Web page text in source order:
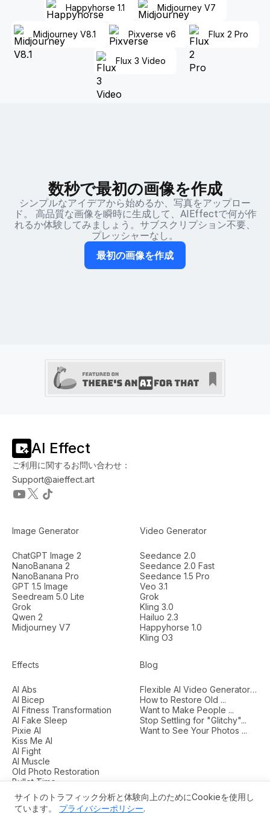
Happyhorse 1.1 Midjourney V7
Midjourney V8.1 Pixverse v6 Flux 2 Pro
Flux 3 Video
数秒で最初の画像を作成
シンプルなアイデアから始めるか、写真をアップロー
ド。 高品質な画像を瞬時に生成して、AIEffectで何が作
れるか体験してみましょう。サブスクリプション不要、
プレッシャーなし。
最初の画像を作成
AI Effect
ご利用に関するお問い合わせ：
Support@aieffect.art
Image Generator
ChatGPT Image 2
NanoBanana 2
NanoBanana Pro
GPT 1.5 Image
Seedream 5.0 Lite
Grok
Qwen 2
Midjourney V7
Video Generator
Seedance 2.0
Seedance 2.0 Fast
Seedance 1.5 Pro
Veo 3.1
Grok
Kling 3.0
Hailuo 2.3
Happyhorse 1.0
Kling O3
Effects
AI Abs
AI Bicep
AI Fitness Transformation
AI Fake Sleep
Pixie AI
Kiss Me AI
AI Fight
AI Muscle
Old Photo Restoration
Bullet Time
Blog
Flexible AI Video Generators...
How to Restore Old ...
Want to Make People ...
Stop Settling for "Glitchy"...
Want to See Your Photos ...
サイトのトラフィック分析と体験向上のためにCookieを使用し
ています。
プライバシーポリシー.